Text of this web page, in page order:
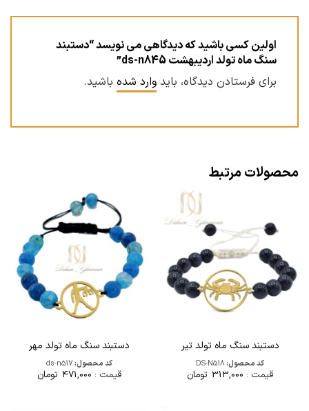
اولین کسی باشید که دیدگاهی می نویسد “دستبند
سنگ ماه تولد اردیبهشت ds-n845”
برای فرستادن دیدگاه، باید وارد شده باشید.
محصولات مرتبط
دستبند سنگ ماه تولد تیر
کد محصول:DS-N518
قیمت : 313,000 تومان
دستبند سنگ ماه تولد مهر
کد محصول:ds-n517
قیمت : 471,000 تومان